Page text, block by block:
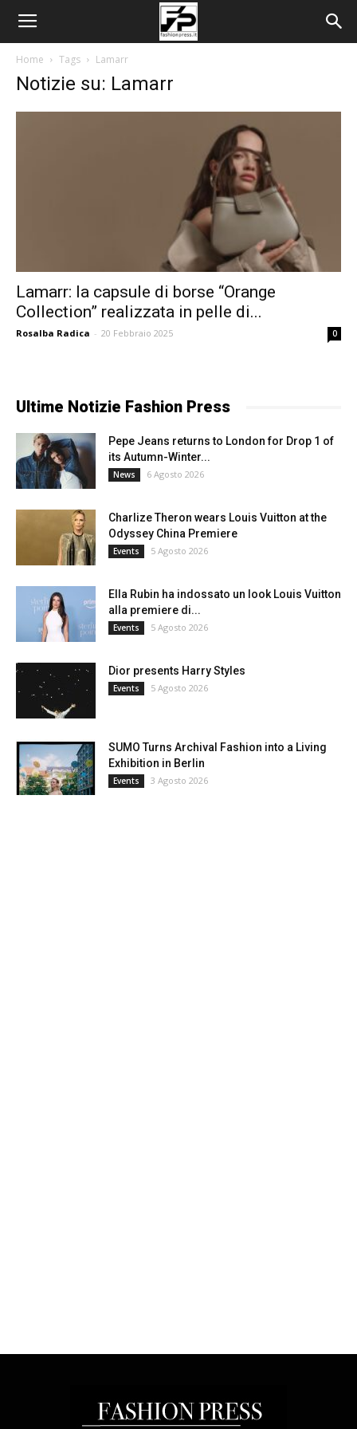
Home Tags Lamarr
Notizie su: Lamarr
Lamarr: la capsule di borse “Orange
Collection” realizzata in pelle di...
Rosalba Radica - 20 Febbraio 2025 0
Ultime Notizie Fashion Press
Pepe Jeans returns to London for Drop 1 of
its Autumn-Winter...
News 6 Agosto 2026
Charlize Theron wears Louis Vuitton at the
Odyssey China Premiere
Events 5 Agosto 2026
Ella Rubin ha indossato un look Louis Vuitton
alla premiere di...
Events 5 Agosto 2026
Dior presents Harry Styles
Events 5 Agosto 2026
SUMO Turns Archival Fashion into a Living
Exhibition in Berlin
Events 3 Agosto 2026